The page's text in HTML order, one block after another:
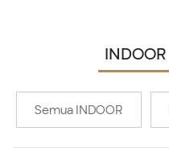
INDOOR
Semua INDOOR